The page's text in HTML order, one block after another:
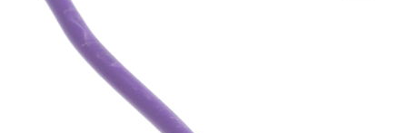
Контакты
Корзина